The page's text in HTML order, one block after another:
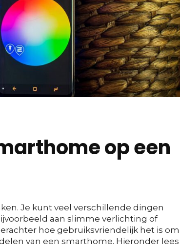
op een
Je kunt veel verschillende dingen
aan slimme verlichting of
hoe gebruiksvriendelijk het is om
van een smarthome. Hieronder lees